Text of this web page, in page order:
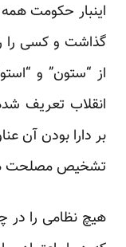
اینبار حکومت
گذاشت و کسی را
از “ستون” و
انقلاب تعریف
بر دارا بودن آن
تشخیص مصلحت
هیچ نظامی را در